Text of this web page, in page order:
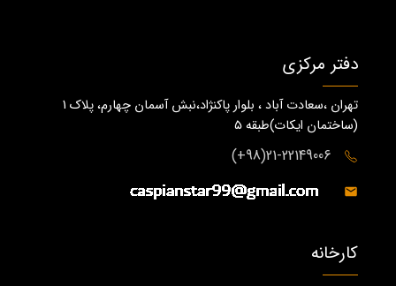
دفتر مرکزی
تهران ،سعادت آباد ، بلوار پاکنژاد،نبش آسمان چهارم، پلاک 1
(ساختمان ايكات)طبقه ٥
21-22149006(98+)
کارخانه